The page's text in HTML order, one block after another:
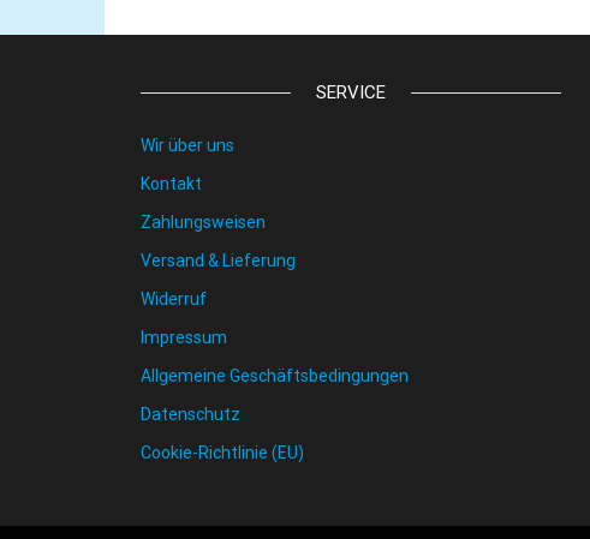
SERVICE
Wir über uns
Kontakt
Zahlungsweisen
Versand & Lieferung
Widerruf
Impressum
Allgemeine Geschäftsbedingungen
Datenschutz
Cookie-Richtlinie (EU)